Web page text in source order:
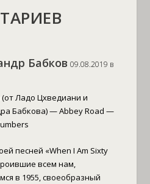
Бабков 09.08.2019 в
(от Ладо Цхведиани и
Бабкова) — Abbey Road —
песней «When I Am Sixty
всем нам,
в 1955, своеобразный